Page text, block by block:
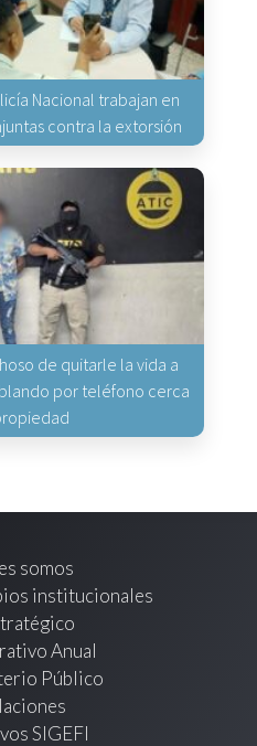
Nacional trabajan en
contra la extorsión
de quitarle la vida a
por teléfono cerca
somos
institucionales
Anual
Público
SIGEFI